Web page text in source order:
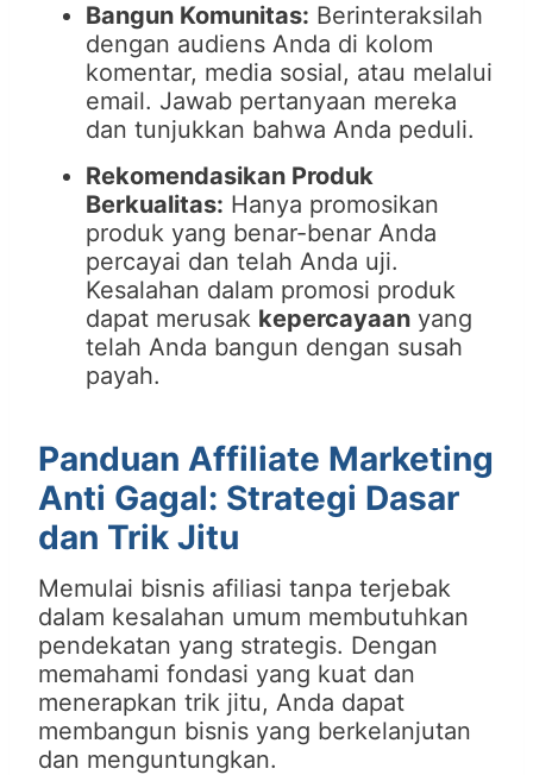
Bangun Komunitas: Berinteraksilah
dengan audiens Anda di kolom
komentar, media sosial, atau melalui
email. Jawab pertanyaan mereka
dan tunjukkan bahwa Anda peduli.
Rekomendasikan Produk
Berkualitas: Hanya promosikan
produk yang benar-benar Anda
percayai dan telah Anda uji.
Kesalahan dalam promosi produk
dapat merusak kepercayaan yang
telah Anda bangun dengan susah
payah.
Panduan Affiliate Marketing
Anti Gagal: Strategi Dasar
dan Trik Jitu
Memulai bisnis afiliasi tanpa terjebak
dalam kesalahan umum membutuhkan
pendekatan yang strategis. Dengan
memahami fondasi yang kuat dan
menerapkan trik jitu, Anda dapat
membangun bisnis yang berkelanjutan
dan menguntungkan.